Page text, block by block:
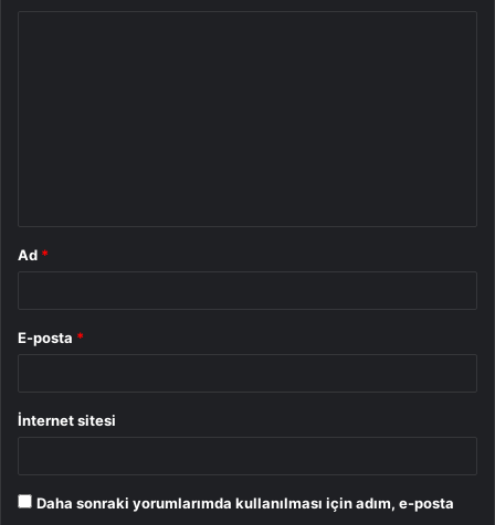
Ad *
E-posta *
İnternet sitesi
Daha sonraki yorumlarımda kullanılması için adım, e-posta